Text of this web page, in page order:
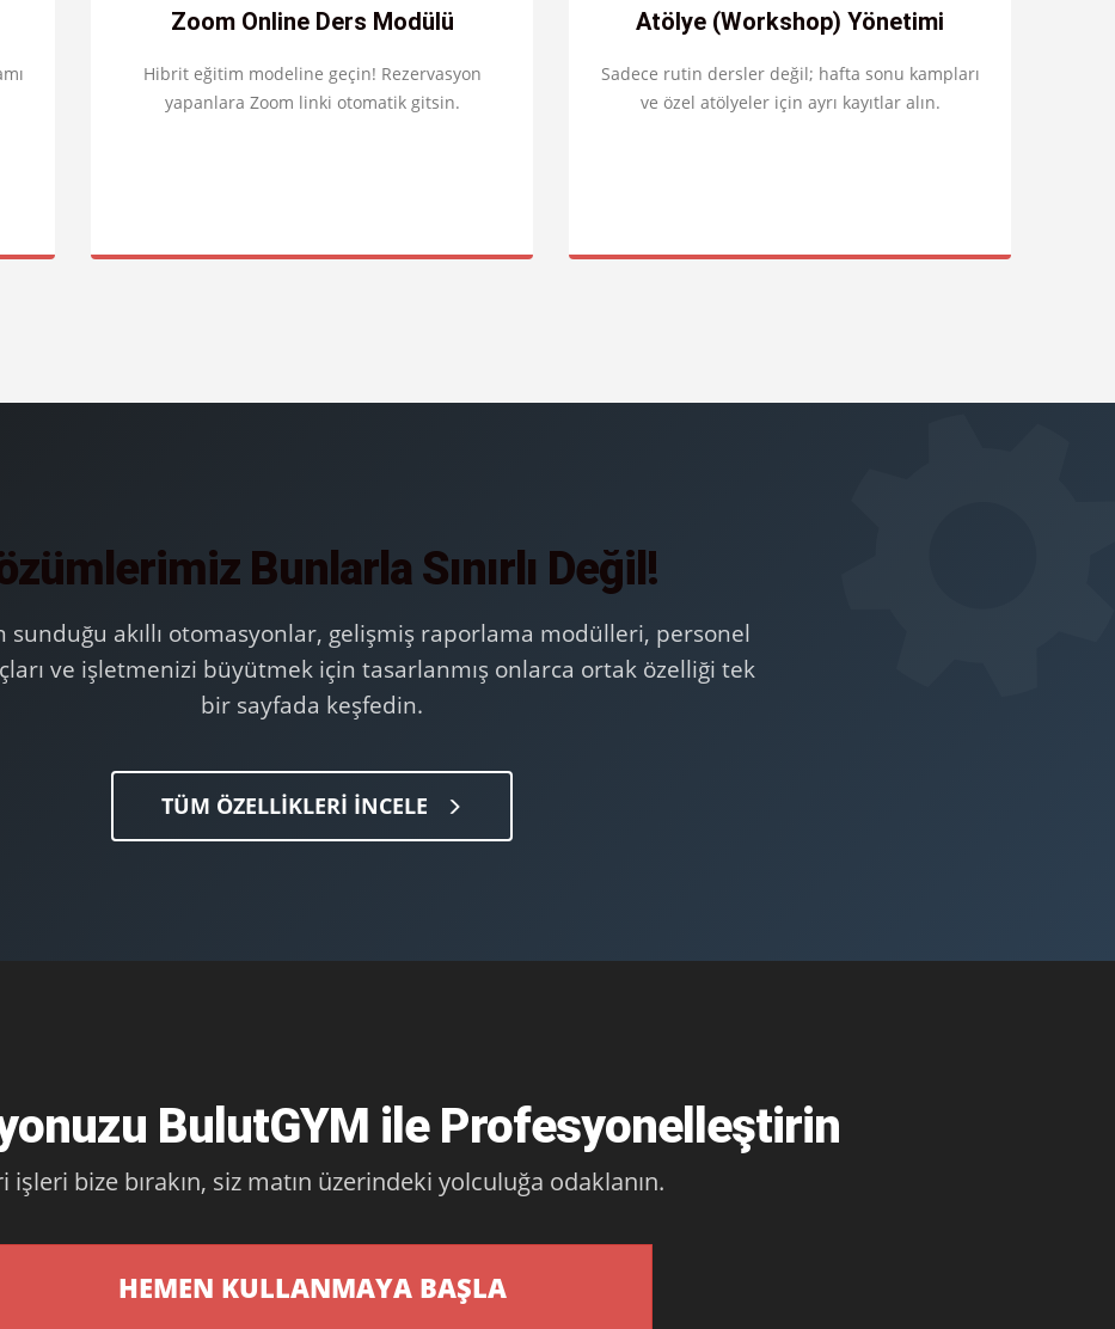
Zoom Online Ders Modülü
Hibrit eğitim modeline geçin! Rezervasyon
yapanlara Zoom linki otomatik gitsin.
Atölye (Workshop) Yönetimi
Sadece rutin dersler değil; hafta sonu kampları
ve özel atölyeler için ayrı kayıtlar alın.
Bunlarla Sınırlı Değil!
sunduğu akıllı otomasyonlar, gelişmiş raporlama modülleri, personel
ve işletmenizi büyütmek için tasarlanmış onlarca ortak özelliği tek
bir sayfada keşfedin.
TÜM ÖZELLİKLERİ İNCELE
BulutGYM ile Profesyonelleştirin
işleri bize bırakın, siz matın üzerindeki yolculuğa odaklanın.
HEMEN KULLANMAYA BAŞLA